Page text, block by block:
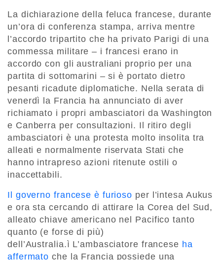
La dichiarazione della feluca francese, durante
un’ora di conferenza stampa, arriva mentre
l’accordo tripartito che ha privato Parigi di una
commessa militare – i francesi erano in
accordo con gli australiani proprio per una
partita di sottomarini – si è portato dietro
pesanti ricadute diplomatiche. Nella serata di
venerdì la Francia ha annunciato di aver
richiamato i propri ambasciatori da Washington
e Canberra per consultazioni. Il ritiro degli
ambasciatori è una protesta molto insolita tra
alleati e normalmente riservata Stati che
hanno intrapreso azioni ritenute ostili o
inaccettabili.
Il governo francese è furioso per l’intesa Aukus
e ora sta cercando di attirare la Corea del Sud,
alleato chiave americano nel Pacifico tanto
quanto (e forse di più)
dell’Australia.ì L’ambasciatore francese ha
affermato che la Francia possiede una